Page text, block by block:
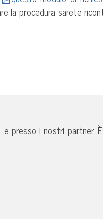
la procedura sarete
presso i nostri